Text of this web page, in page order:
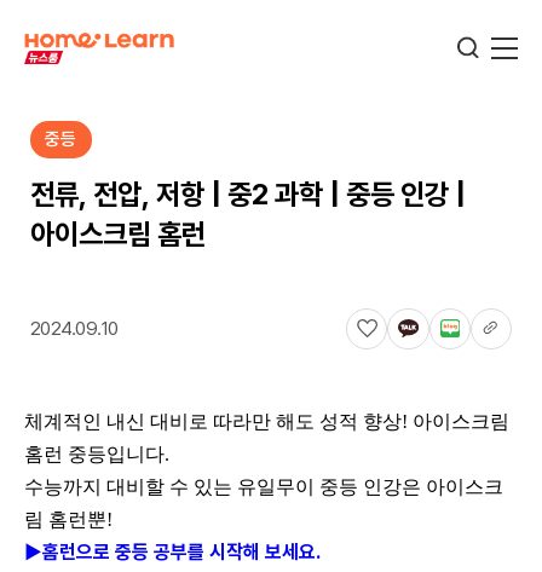
기업뉴스
서비스뉴스
교육정보
학습정보
중등
전류, 전압, 저항 | 중2 과학 | 중등 인강 |
아이스크림 홈런
2024.09.10
체계적인 내신 대비로 따라만 해도 성적 향상! 아이스크림
홈런 중등입니다.
수능까지 대비할 수 있는 유일무이 중등 인강은 아이스크
림 홈런뿐!
▶홈런으로 중등 공부를 시작해 보세요.